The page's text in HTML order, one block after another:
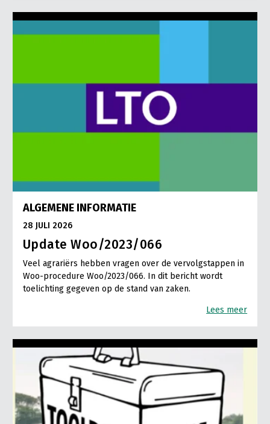
ALGEMENE INFORMATIE
28 JULI 2026
Update Woo/2023/066
Veel agrariërs hebben vragen over de vervolgstappen in
Woo-procedure Woo/2023/066. In dit bericht wordt
toelichting gegeven op de stand van zaken.
Lees meer